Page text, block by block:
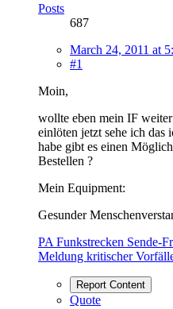
Posts
687
March 24, 2011 at
#1
Moin,
wollte eben mein IF
einlöten jetzt sehe ich das
habe gibt es einen
Bestellen ?
Mein Equipment:
Gesunder
PA Funkstrecken Sende-
Meldung kritischer
Report Content
Quote